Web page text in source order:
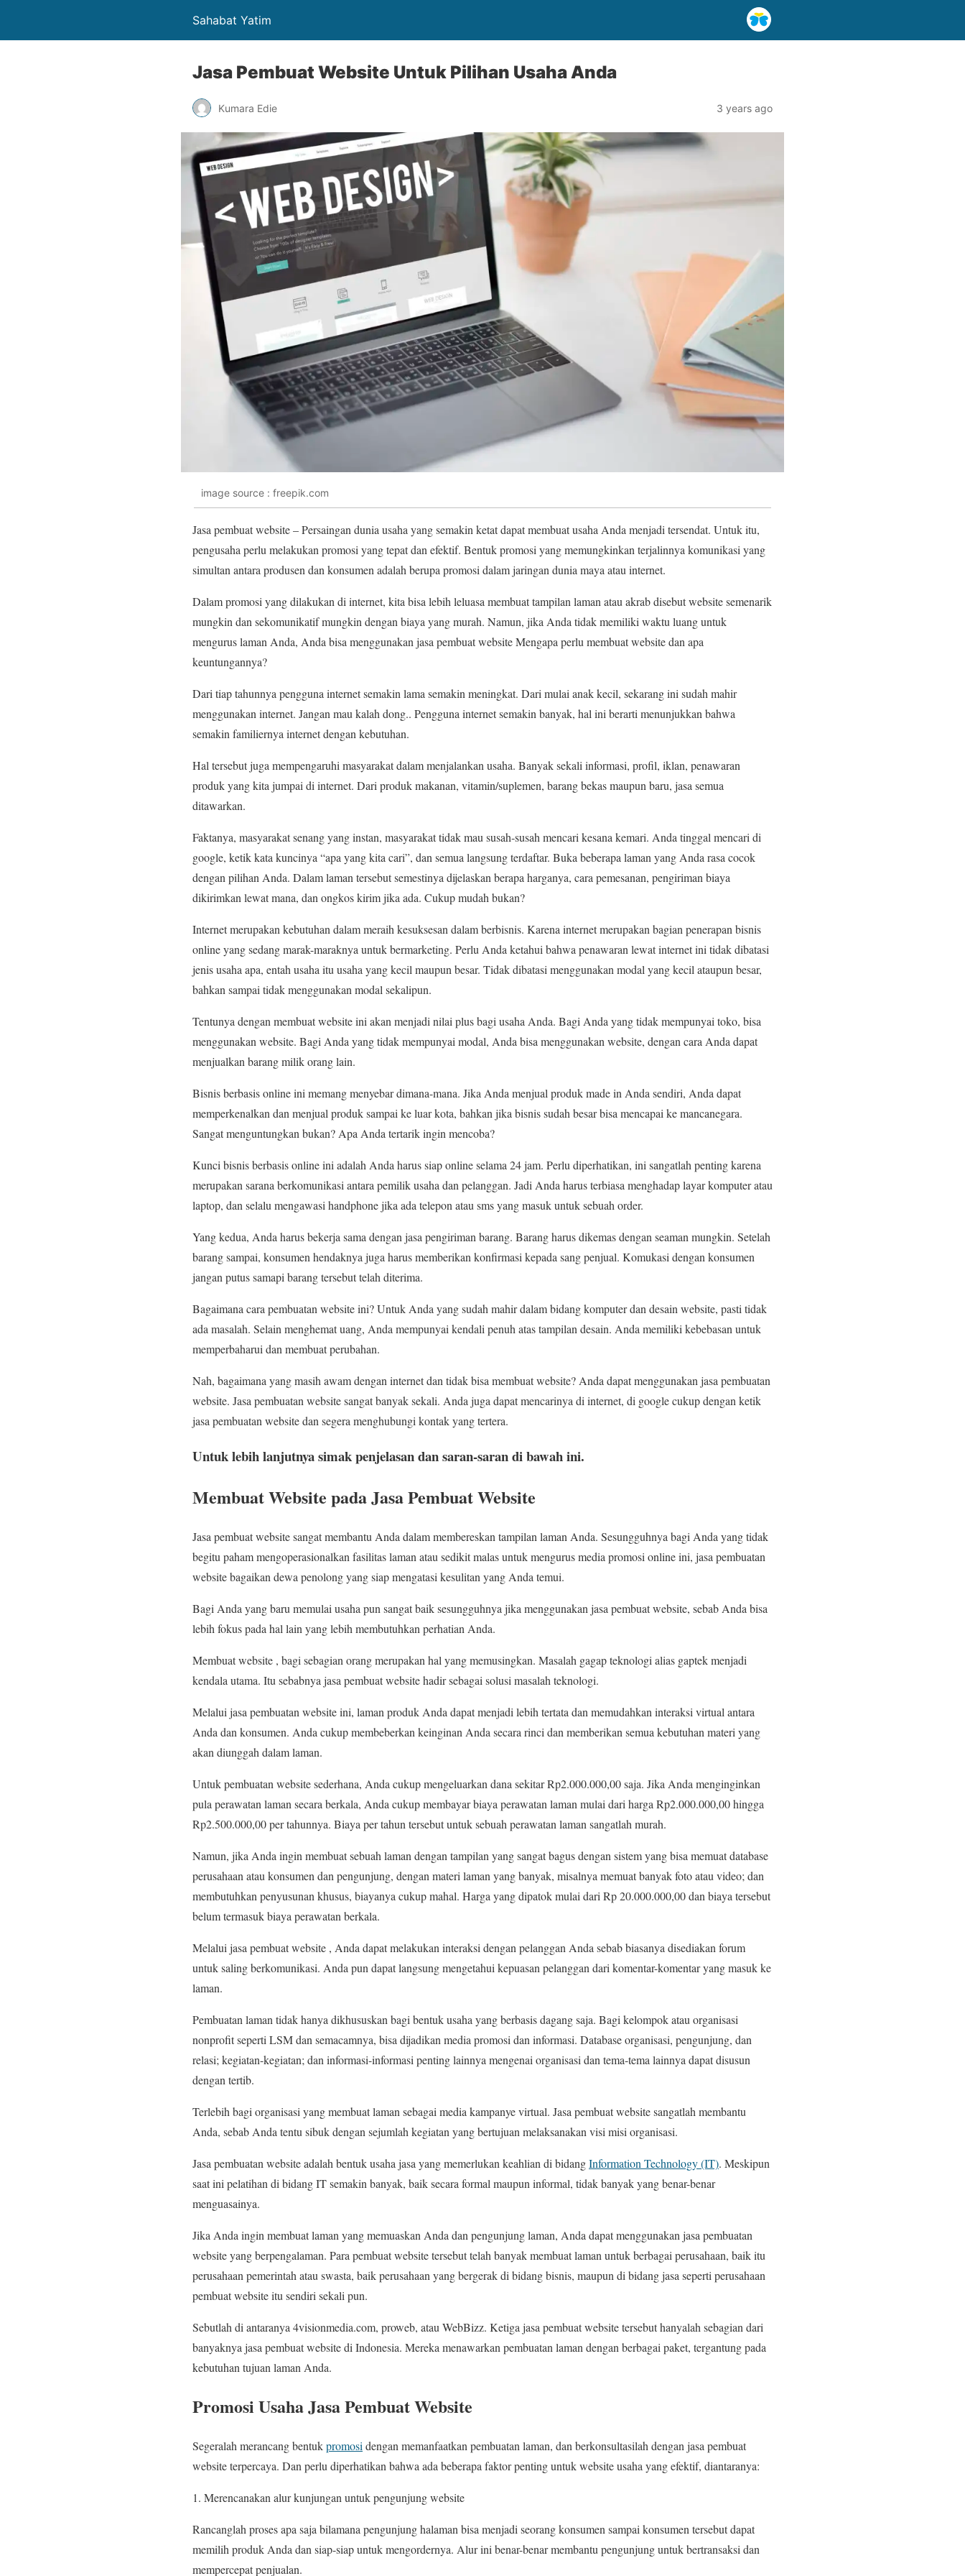
Sahabat Yatim
Jasa Pembuat Website Untuk Pilihan Usaha Anda
Kumara Edie 3 years ago
image source : freepik.com
Jasa pembuat website – Persaingan dunia usaha yang semakin ketat dapat membuat usaha Anda menjadi tersendat. Untuk itu,
pengusaha perlu melakukan promosi yang tepat dan efektif. Bentuk promosi yang memungkinkan terjalinnya komunikasi yang
simultan antara produsen dan konsumen adalah berupa promosi dalam jaringan dunia maya atau internet.
Dalam promosi yang dilakukan di internet, kita bisa lebih leluasa membuat tampilan laman atau akrab disebut website semenarik
mungkin dan sekomunikatif mungkin dengan biaya yang murah. Namun, jika Anda tidak memiliki waktu luang untuk
mengurus laman Anda, Anda bisa menggunakan jasa pembuat website Mengapa perlu membuat website dan apa
keuntungannya?
Dari tiap tahunnya pengguna internet semakin lama semakin meningkat. Dari mulai anak kecil, sekarang ini sudah mahir
menggunakan internet. Jangan mau kalah dong.. Pengguna internet semakin banyak, hal ini berarti menunjukkan bahwa
semakin familiernya internet dengan kebutuhan.
Hal tersebut juga mempengaruhi masyarakat dalam menjalankan usaha. Banyak sekali informasi, profil, iklan, penawaran
produk yang kita jumpai di internet. Dari produk makanan, vitamin/suplemen, barang bekas maupun baru, jasa semua
ditawarkan.
Faktanya, masyarakat senang yang instan, masyarakat tidak mau susah-susah mencari kesana kemari. Anda tinggal mencari di
google, ketik kata kuncinya “apa yang kita cari”, dan semua langsung terdaftar. Buka beberapa laman yang Anda rasa cocok
dengan pilihan Anda. Dalam laman tersebut semestinya dijelaskan berapa harganya, cara pemesanan, pengiriman biaya
dikirimkan lewat mana, dan ongkos kirim jika ada. Cukup mudah bukan?
Internet merupakan kebutuhan dalam meraih kesuksesan dalam berbisnis. Karena internet merupakan bagian penerapan bisnis
online yang sedang marak-maraknya untuk bermarketing. Perlu Anda ketahui bahwa penawaran lewat internet ini tidak dibatasi
jenis usaha apa, entah usaha itu usaha yang kecil maupun besar. Tidak dibatasi menggunakan modal yang kecil ataupun besar,
bahkan sampai tidak menggunakan modal sekalipun.
Tentunya dengan membuat website ini akan menjadi nilai plus bagi usaha Anda. Bagi Anda yang tidak mempunyai toko, bisa
menggunakan website. Bagi Anda yang tidak mempunyai modal, Anda bisa menggunakan website, dengan cara Anda dapat
menjualkan barang milik orang lain.
Bisnis berbasis online ini memang menyebar dimana-mana. Jika Anda menjual produk made in Anda sendiri, Anda dapat
memperkenalkan dan menjual produk sampai ke luar kota, bahkan jika bisnis sudah besar bisa mencapai ke mancanegara.
Sangat menguntungkan bukan? Apa Anda tertarik ingin mencoba?
Kunci bisnis berbasis online ini adalah Anda harus siap online selama 24 jam. Perlu diperhatikan, ini sangatlah penting karena
merupakan sarana berkomunikasi antara pemilik usaha dan pelanggan. Jadi Anda harus terbiasa menghadap layar komputer atau
laptop, dan selalu mengawasi handphone jika ada telepon atau sms yang masuk untuk sebuah order.
Yang kedua, Anda harus bekerja sama dengan jasa pengiriman barang. Barang harus dikemas dengan seaman mungkin. Setelah
barang sampai, konsumen hendaknya juga harus memberikan konfirmasi kepada sang penjual. Komukasi dengan konsumen
jangan putus samapi barang tersebut telah diterima.
Bagaimana cara pembuatan website ini? Untuk Anda yang sudah mahir dalam bidang komputer dan desain website, pasti tidak
ada masalah. Selain menghemat uang, Anda mempunyai kendali penuh atas tampilan desain. Anda memiliki kebebasan untuk
memperbaharui dan membuat perubahan.
Nah, bagaimana yang masih awam dengan internet dan tidak bisa membuat website? Anda dapat menggunakan jasa pembuatan
website. Jasa pembuatan website sangat banyak sekali. Anda juga dapat mencarinya di internet, di google cukup dengan ketik
jasa pembuatan website dan segera menghubungi kontak yang tertera.
Untuk lebih lanjutnya simak penjelasan dan saran-saran di bawah ini.
Membuat Website pada Jasa Pembuat Website
Jasa pembuat website sangat membantu Anda dalam membereskan tampilan laman Anda. Sesungguhnya bagi Anda yang tidak
begitu paham mengoperasionalkan fasilitas laman atau sedikit malas untuk mengurus media promosi online ini, jasa pembuatan
website bagaikan dewa penolong yang siap mengatasi kesulitan yang Anda temui.
Bagi Anda yang baru memulai usaha pun sangat baik sesungguhnya jika menggunakan jasa pembuat website, sebab Anda bisa
lebih fokus pada hal lain yang lebih membutuhkan perhatian Anda.
Membuat website , bagi sebagian orang merupakan hal yang memusingkan. Masalah gagap teknologi alias gaptek menjadi
kendala utama. Itu sebabnya jasa pembuat website hadir sebagai solusi masalah teknologi.
Melalui jasa pembuatan website ini, laman produk Anda dapat menjadi lebih tertata dan memudahkan interaksi virtual antara
Anda dan konsumen. Anda cukup membeberkan keinginan Anda secara rinci dan memberikan semua kebutuhan materi yang
akan diunggah dalam laman.
Untuk pembuatan website sederhana, Anda cukup mengeluarkan dana sekitar Rp2.000.000,00 saja. Jika Anda menginginkan
pula perawatan laman secara berkala, Anda cukup membayar biaya perawatan laman mulai dari harga Rp2.000.000,00 hingga
Rp2.500.000,00 per tahunnya. Biaya per tahun tersebut untuk sebuah perawatan laman sangatlah murah.
Namun, jika Anda ingin membuat sebuah laman dengan tampilan yang sangat bagus dengan sistem yang bisa memuat database
perusahaan atau konsumen dan pengunjung, dengan materi laman yang banyak, misalnya memuat banyak foto atau video; dan
membutuhkan penyusunan khusus, biayanya cukup mahal. Harga yang dipatok mulai dari Rp 20.000.000,00 dan biaya tersebut
belum termasuk biaya perawatan berkala.
Melalui jasa pembuat website , Anda dapat melakukan interaksi dengan pelanggan Anda sebab biasanya disediakan forum
untuk saling berkomunikasi. Anda pun dapat langsung mengetahui kepuasan pelanggan dari komentar-komentar yang masuk ke
laman.
Pembuatan laman tidak hanya dikhususkan bagi bentuk usaha yang berbasis dagang saja. Bagi kelompok atau organisasi
nonprofit seperti LSM dan semacamnya, bisa dijadikan media promosi dan informasi. Database organisasi, pengunjung, dan
relasi; kegiatan-kegiatan; dan informasi-informasi penting lainnya mengenai organisasi dan tema-tema lainnya dapat disusun
dengan tertib.
Terlebih bagi organisasi yang membuat laman sebagai media kampanye virtual. Jasa pembuat website sangatlah membantu
Anda, sebab Anda tentu sibuk dengan sejumlah kegiatan yang bertujuan melaksanakan visi misi organisasi.
Jasa pembuatan website adalah bentuk usaha jasa yang memerlukan keahlian di bidangInformation Technology (IT). Meskipun
saat ini pelatihan di bidang IT semakin banyak, baik secara formal maupun informal, tidak banyak yang benar-benar
menguasainya.
Jika Anda ingin membuat laman yang memuaskan Anda dan pengunjung laman, Anda dapat menggunakan jasa pembuatan
website yang berpengalaman. Para pembuat website tersebut telah banyak membuat laman untuk berbagai perusahaan, baik itu
perusahaan pemerintah atau swasta, baik perusahaan yang bergerak di bidang bisnis, maupun di bidang jasa seperti perusahaan
pembuat website itu sendiri sekali pun.
Sebutlah di antaranya 4visionmedia.com, proweb, atau WebBizz. Ketiga jasa pembuat website tersebut hanyalah sebagian dari
banyaknya jasa pembuat website di Indonesia. Mereka menawarkan pembuatan laman dengan berbagai paket, tergantung pada
kebutuhan tujuan laman Anda.
Promosi Usaha Jasa Pembuat Website
Segeralah merancang bentukpromosidengan memanfaatkan pembuatan laman, dan berkonsultasilah dengan jasa pembuat
website terpercaya. Dan perlu diperhatikan bahwa ada beberapa faktor penting untuk website usaha yang efektif, diantaranya:
1. Merencanakan alur kunjungan untuk pengunjung website
Rancanglah proses apa saja bilamana pengunjung halaman bisa menjadi seorang konsumen sampai konsumen tersebut dapat
memilih produk Anda dan siap-siap untuk mengordernya. Alur ini benar-benar membantu pengunjung untuk bertransaksi dan
mempercepat penjualan.